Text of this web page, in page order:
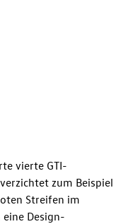
vierte GTI-
zum Beispiel
Streifen im
Design-